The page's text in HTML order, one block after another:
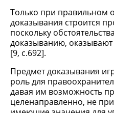
Только при правильном
доказывания строится
поскольку
доказыванию,
[9, с.692].
Предмет доказывания
роль для
давая им возможность
целенаправленно, не